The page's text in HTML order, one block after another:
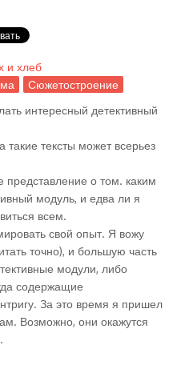
и хлеб
Сюжетостроение
интересный детективный
тексты может всерьез
представление о том. каким
модуль, и едва ли я
всем.
свой опыт. Я вожу
точно), и большую часть
модули, либо
содержащие
За это время я пришел
Возможно, они окажутся